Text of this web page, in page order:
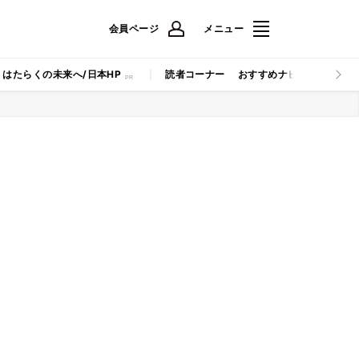
会員ページ メニュー
はたらくの未来へ/日本HP 読者コーナー おすすめナビ マイナビ